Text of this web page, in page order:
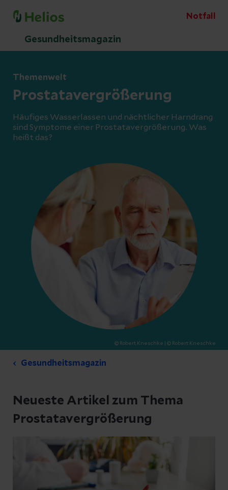
Notfall
Gesundheitsmagazin
Themenwelt
Prostatavergrößerung
Häufiges Wasserlassen und nächtlicher Harndrang
sind Symptome einer Prostatavergrößerung. Was
heißt das?
© Robert Kneschke | © Robert Kneschke
Gesundheitsmagazin
Neueste Artikel zum Thema
Prostatavergrößerung